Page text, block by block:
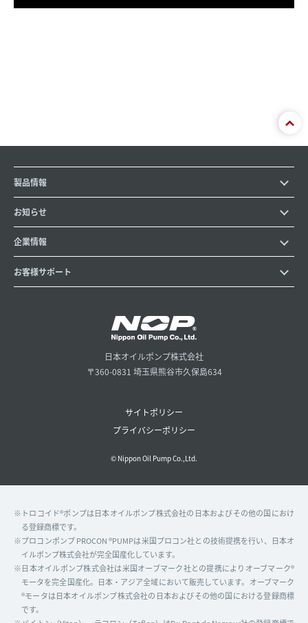
製品情報
お知らせ
企業情報
お客様サポート
日本オイルポンプ株式会社
〒360-0831 埼玉県熊谷市久保島634
サイトポリシー
プライバシーポリシー
© Nippon Oil Pump Co.,Ltd.
※トロコイド®ポンプは日本オイルポンプ株式会社の日本およびその他の国におけ
る登録商標です。
※プロコンポンプ PROCON ®PUMPは米国プロコン社との技術提携を行い、日本オ
イルポンプ株式会社が完全国産化しています。
※日本オイルポンプ株式会社は米国オーブマーク社との提携によりオーブマーク®
モータを完全国産化。日本・アジア全域において販売しています。オーブマーク
®モータは日本オイルポンプ株式会社の日本およびその他の国における登録商標
です。